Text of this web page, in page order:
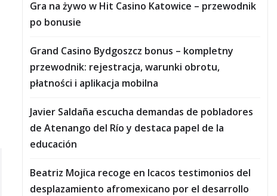
Gra na żywo w Hit Casino Katowice – przewodnik
po bonusie
Grand Casino Bydgoszcz bonus – kompletny
przewodnik: rejestracja, warunki obrotu,
płatności i aplikacja mobilna
Javier Saldaña escucha demandas de pobladores
de Atenango del Río y destaca papel de la
educación
Beatriz Mojica recoge en Icacos testimonios del
desplazamiento afromexicano por el desarrollo